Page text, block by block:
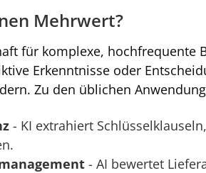
Mehrwert?
für komplexe, hochfrequente
Erkenntnisse oder
Zu den üblichen
- KI extrahiert
- AI bewertet